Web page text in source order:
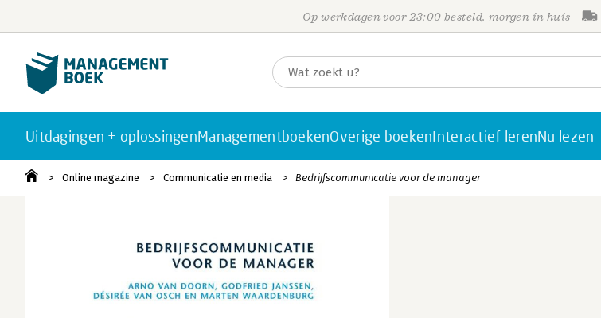
Op werkdagen voor 23:00 besteld, morgen in huis
Uitdagingen + oplossingenManagementboekenOverige boekenInteractief lerenNu lezen
Online magazine Communicatie en media Bedrijfscommunicatie voor de manager